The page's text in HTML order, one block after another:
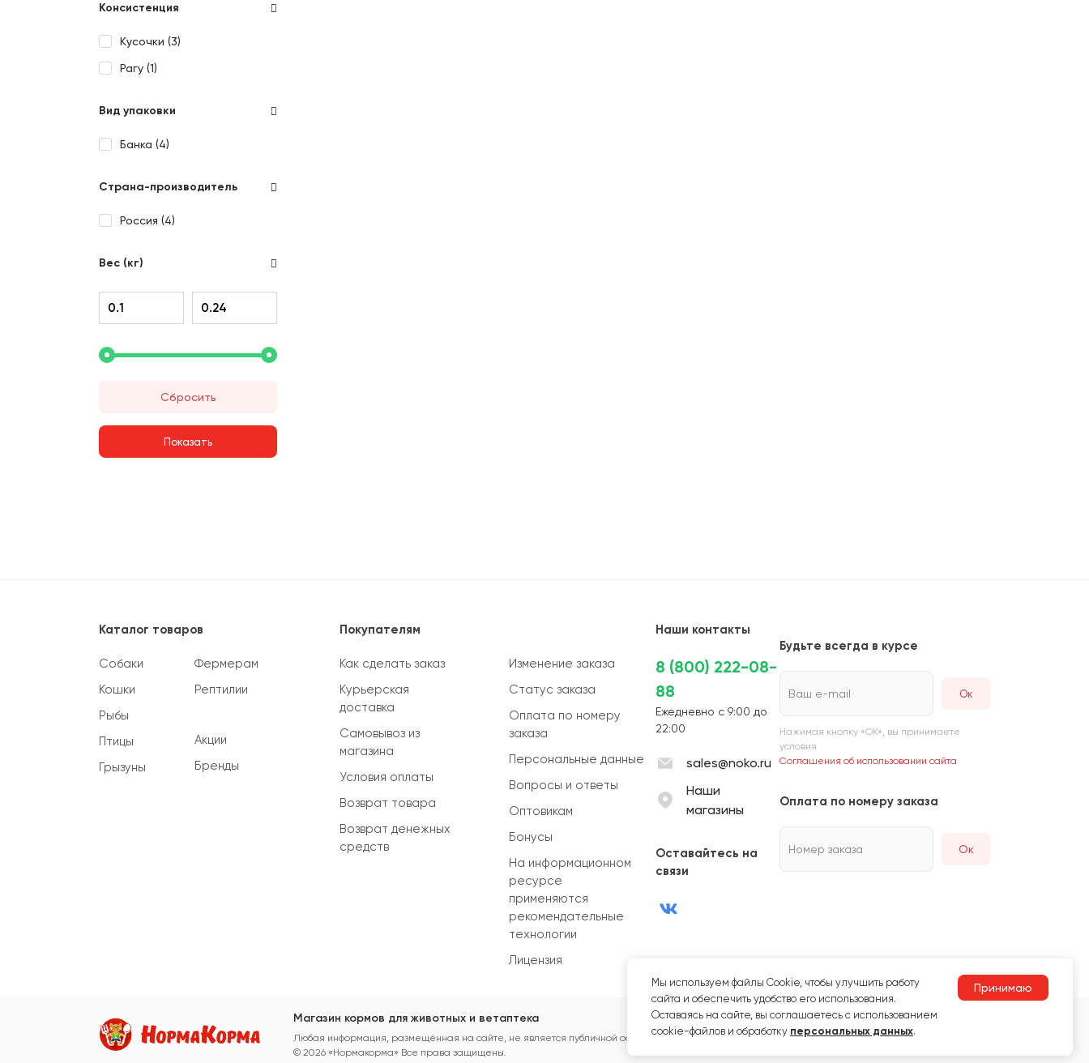
Консистенция
Кусочки (3)
Рагу (1)
Вид упаковки
Банка (4)
Страна-производитель
Россия (4)
Вес (кг)
Сбросить
Каталог товаров
Собаки
Кошки
Рыбы
Птицы
Грызуны
Фермерам
Рептилии
Акции
Бренды
Покупателям
Как сделать заказ
Курьерская
доставка
Самовывоз из
магазина
Условия оплаты
Возврат товара
Возврат денежных
средств
Изменение заказа
Статус заказа
Оплата по номеру
заказа
Персональные данные
Вопросы и ответы
Оптовикам
Бонусы
На информационном
ресурсе
применяются
рекомендательные
технологии
Лицензия
Наши контакты
8 (800) 222-08-
88
Ежедневно с 9:00 до
22:00
sales@noko.ru
Наши
магазины
Оставайтесь на
связи
Будьте всегда в курсе
Ваш e-mail
Нажимая кнопку «ОК», вы принимаете
условия
Соглашения об использовании сайта
Оплата по номеру заказа
Номер заказа Ок
Магазин кормов для животных и ветаптека
© 2026 «Нормакорма» Все права защищены.
Любая информация, размещённая на сайте, не является публичной офертой.
Мы используем файлы Сookie, чтобы улучшить работу
сайта и обеспечить удобство его использования.
Оставаясь на сайте, вы соглашаетесь с использованием
cookie-файлов и обработку персональных данных.
Принимаю